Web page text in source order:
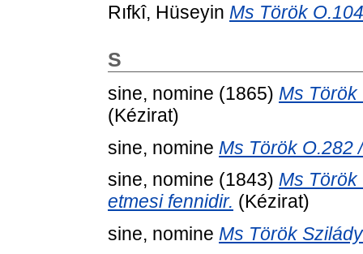
Rıfkî, Hüseyin Ms Török
S
sine, nomine (1865) Ms Török
(Kézirat)
sine, nomine Ms Török O.282
sine, nomine (1843) Ms Török
etmesi fennidir. (Kézirat)
sine, nomine Ms Török